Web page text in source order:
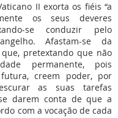
II exorta os fiéis “a
os seus deveres
se conduzir pelo
Afastam-se da
pretextando que não
permanente, pois
creem poder, por
as suas tarefas
darem conta de que a
com a vocação de cada